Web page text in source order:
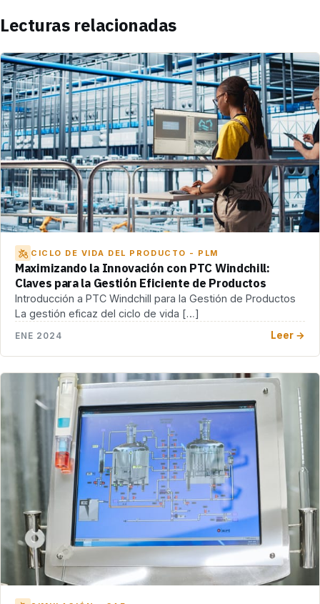
Lecturas relacionadas
CICLO DE VIDA DEL PRODUCTO - PLM
Maximizando la Innovación con PTC Windchill:
Claves para la Gestión Eficiente de Productos
Introducción a PTC Windchill para la Gestión de Productos
La gestión eficaz del ciclo de vida […]
ENE 2024 Leer →